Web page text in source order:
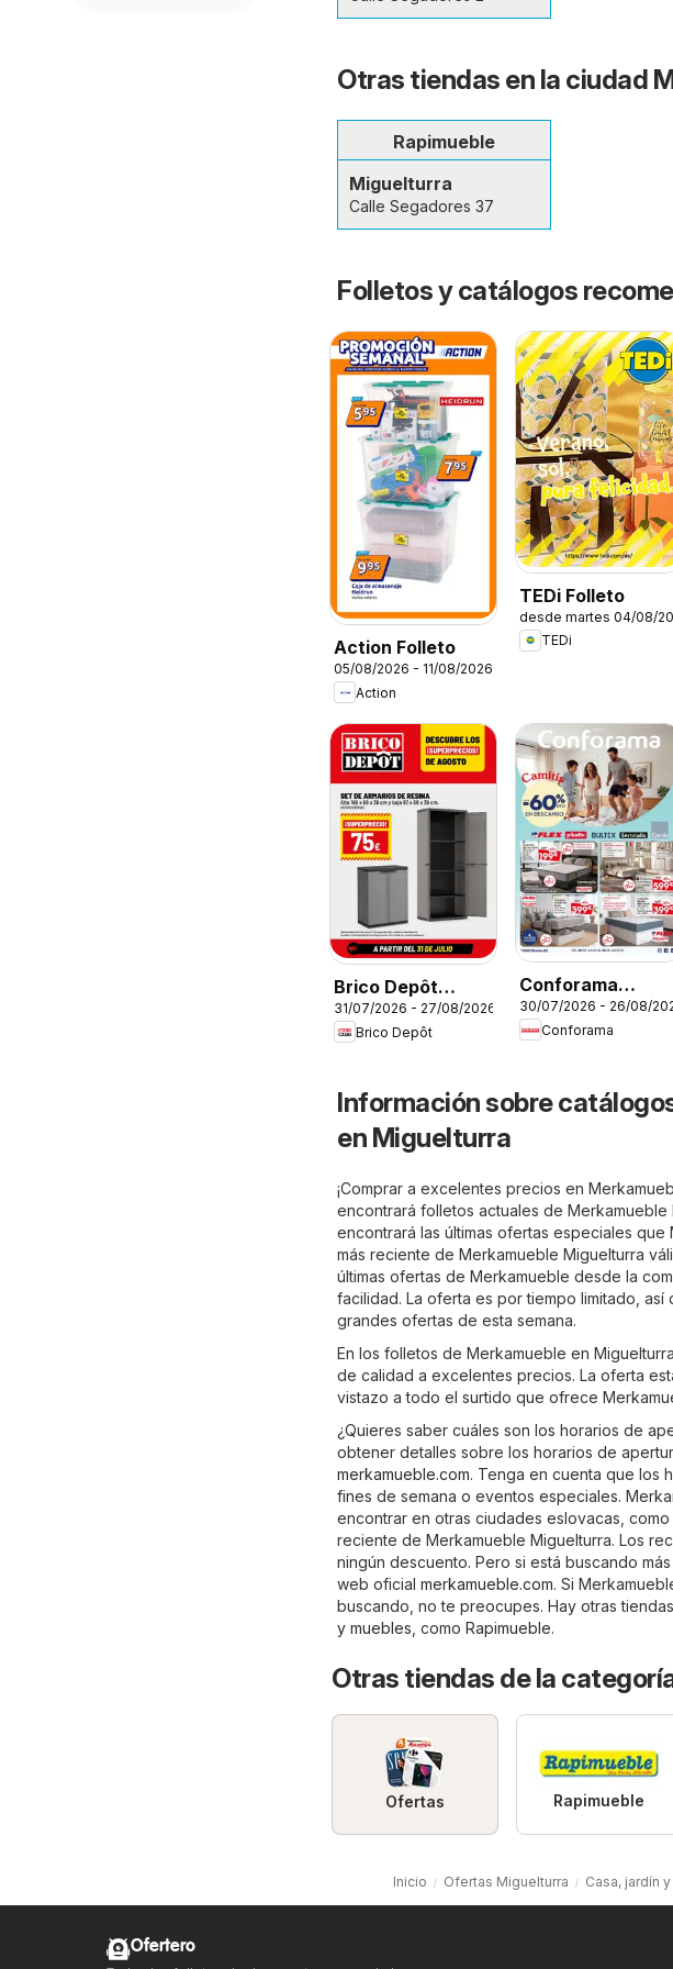
Otras tiendas en la ciudad
Rapimueble
Miguelturra
Calle Segadores 37
Folletos y catálogos
Action Folleto
05/08/2026 - 11/08/2026
Action
TEDi Folleto
desde martes 04/08/
TEDi
Brico Depôt
Folleto
31/07/2026 - 27/08/2026
Brico Depôt
Conforama
Folleto
30/07/2026 - 26/08/
Conforama
Información sobre
en Miguelturra
¡Comprar a excelentes precios en
encontrará folletos actuales de Merkamueble
encontrará las últimas ofertas especiales
más reciente de Merkamueble Miguelturra
últimas ofertas de Merkamueble desde la
facilidad. La oferta es por tiempo limitado,
grandes ofertas de esta semana.
En los folletos de Merkamueble en
de calidad a excelentes precios. La oferta
vistazo a todo el surtido que ofrece
¿Quieres saber cuáles son los horarios de
obtener detalles sobre los horarios de
merkamueble.com. Tenga en cuenta que los
fines de semana o eventos especiales.
encontrar en otras ciudades eslovacas,
reciente de Merkamueble Miguelturra. Los
ningún descuento. Pero si está buscando
web oficial merkamueble.com. Si
buscando, no te preocupes. Hay otras
y muebles , como Rapimueble.
Otras tiendas de la
Ofertas Rapimueble
Inicio Ofertas Miguelturra Casa, jardín
Ofertero